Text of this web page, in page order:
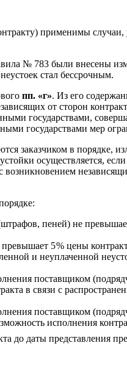
применимы
№ 783 были внесены
стал бессрочным.
пп. «г». Из его
от сторон
государствами,
государствами мер
заказчиком в порядке,
осуществляется,
возникновением
пеней) не
5 % цены
и неуплаченной
поставщиком
в связи с
поставщиком
исполнения
до даты представления